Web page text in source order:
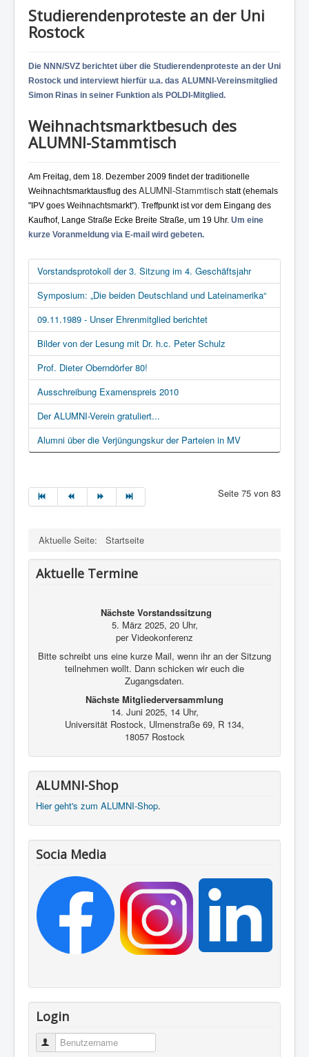
Studierendenproteste an der Uni
Rostock
Die NNN/SVZ berichtet über die Studierendenproteste an der Uni
Rostock und interviewt hierfür u.a. das ALUMNI-Vereinsmitglied
Simon Rinas in seiner Funktion als POLDI-Mitglied.
Weihnachtsmarktbesuch des
ALUMNI-Stammtisch
Am Freitag, dem 18. Dezember 2009 findet der traditionelle
Weihnachtsmarktausflug des ALUMNI-Stammtisch statt (ehemals
"IPV goes Weihnachtsmarkt"). Treffpunkt ist vor dem Eingang des
Kaufhof, Lange Straße Ecke Breite Straße, um 19 Uhr. Um eine
kurze Voranmeldung via E-mail wird gebeten.
Vorstandsprotokoll der 3. Sitzung im 4. Geschäftsjahr
Symposium: „Die beiden Deutschland und Lateinamerika“
09.11.1989 - Unser Ehrenmitglied berichtet
Bilder von der Lesung mit Dr. h.c. Peter Schulz
Prof. Dieter Oberndörfer 80!
Ausschreibung Examenspreis 2010
Der ALUMNI-Verein gratuliert...
Alumni über die Verjüngungskur der Parteien in MV
Seite 75 von 83
Aktuelle Seite: Startseite
Aktuelle Termine
Nächste Vorstandssitzung
5. März 2025, 20 Uhr,
per Videokonferenz
Bitte schreibt uns eine kurze Mail, wenn ihr an der Sitzung
teilnehmen wollt. Dann schicken wir euch die
Zugangsdaten.
Nächste Mitgliederversammlung
14. Juni 2025, 14 Uhr,
Universität Rostock, Ulmenstraße 69, R 134,
18057 Rostock
ALUMNI-Shop
Hier geht's zum ALUMNI-Shop.
Socia Media
Login
Benutzername